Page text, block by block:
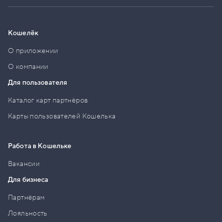
Кошелёк
О приложении
О компании
Для пользователя
Каталог карт партнёров
Карты пользователей Кошелька
Работа в Кошельке
Вакансии
Для бизнеса
Партнёрам
Лояльность